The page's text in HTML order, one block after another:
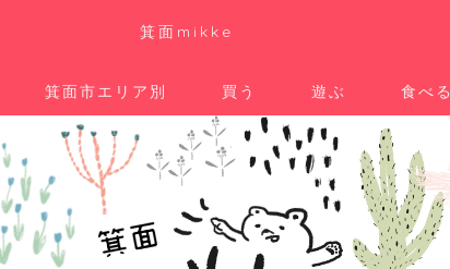
箕面mikke
箕面市エリア別 買う 遊ぶ 食べる